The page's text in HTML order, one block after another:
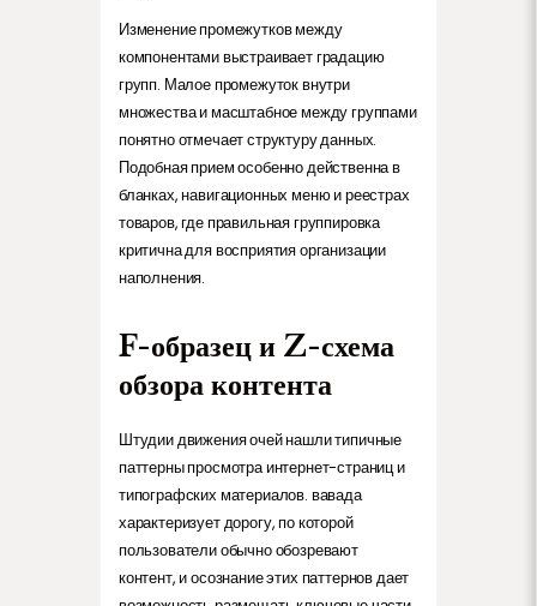
Изменение промежутков между
компонентами выстраивает градацию
групп. Малое промежуток внутри
множества и масштабное между группами
понятно отмечает структуру данных.
Подобная прием особенно действенна в
бланках, навигационных меню и реестрах
товаров, где правильная группировка
критична для восприятия организации
наполнения.
F-образец и Z-схема
обзора контента
Штудии движения очей нашли типичные
паттерны просмотра интернет-страниц и
типографских материалов. вавада
характеризует дорогу, по которой
пользователи обычно обозревают
контент, и осознание этих паттернов дает